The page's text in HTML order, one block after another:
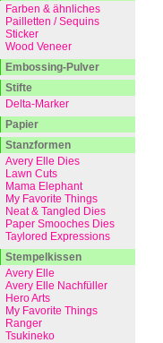
Farben & ähnliches
Pailletten / Sequins
Sticker
Wood Veneer
Embossing-Pulver
Stifte
Delta-Marker
Papier
Stanzformen
Avery Elle Dies
Lawn Cuts
Mama Elephant
My Favorite Things
Neat & Tangled Dies
Paper Smooches Dies
Taylored Expressions
Stempelkissen
Avery Elle
Avery Elle Nachfüller
Hero Arts
My Favorite Things
Ranger
Tsukineko